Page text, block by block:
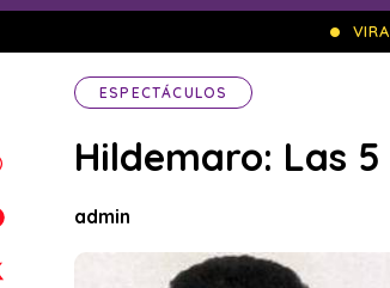
ESPECTÁCULOS
Hildemaro: Las
admin